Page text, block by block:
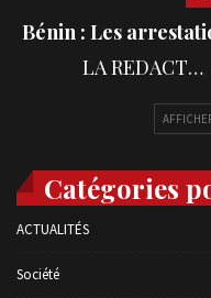
Bénin : Les
LA REDACTION
Catégories
ACTUALITÉS
Société